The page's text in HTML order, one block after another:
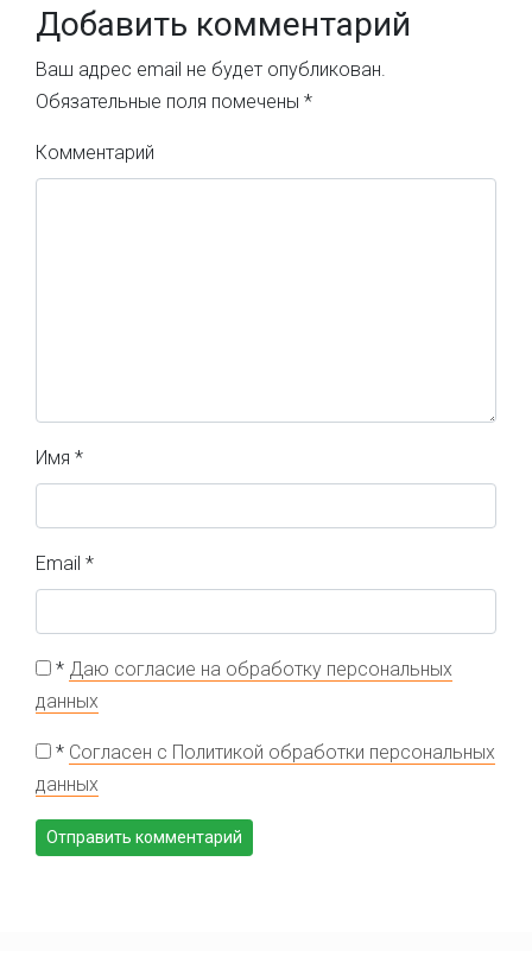
Добавить комментарий
Ваш адрес email не будет опубликован.
Обязательные поля помечены *
Комментарий
Имя *
Email *
* Даю согласие на обработку персональных
данных
* Согласен с Политикой обработки персональных
данных